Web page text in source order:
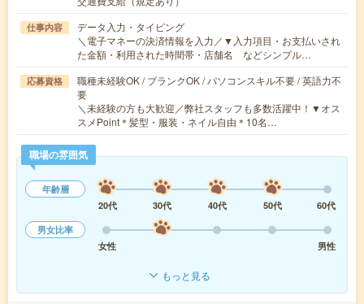
仕事内容
データ入力・タイピング
＼電子マネーの決済情報を入力／▼入力項目・お支払いされ
た金額・利用された時間帯・店舗名 などシンプル…
応募資格
職種未経験OK / ブランクOK / パソコンスキル不要 / 英語力不
要
＼未経験の方も大歓迎／弊社スタッフも多数活躍中！▼オス
スメPoint＊髪型・服装・ネイル自由＊10名…
職場の雰囲気
年齢層
20代
30代 40代 50代
60代
男女比率
女性
男性
もっと見る